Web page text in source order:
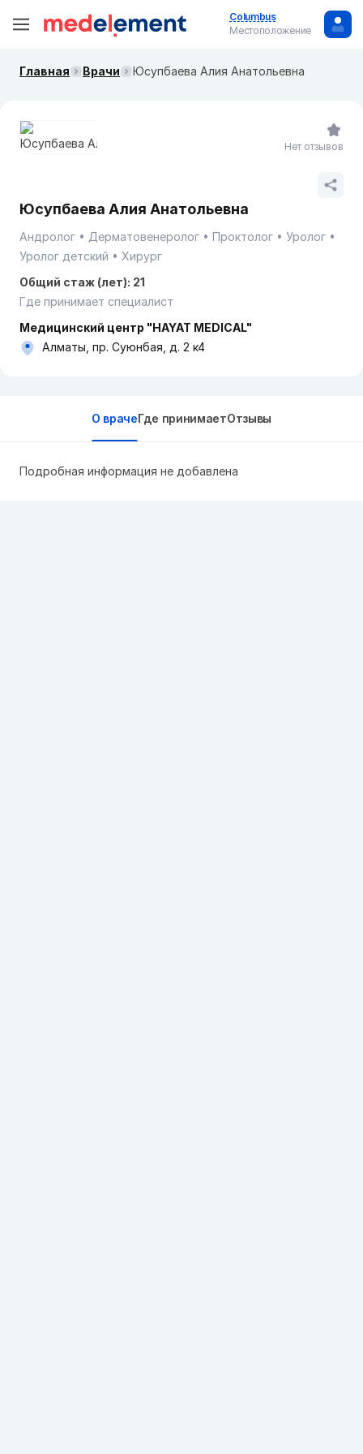
Columbus
Местоположение
Главная Врачи Юсупбаева Алия Анатольевна
Юсупбаева Алия Анатольевна
Андролог Дерматовенеролог Проктолог
Уролог
Уролог детский
Хирург
Общий стаж (лет): 21
Где принимает специалист
Медицинский центр "HAYAT MEDICAL"
Алматы, пр. Суюнбая, д. 2 к4
Нет отзывов
О врачеГде принимаетОтзывы
Подробная информация не добавлена